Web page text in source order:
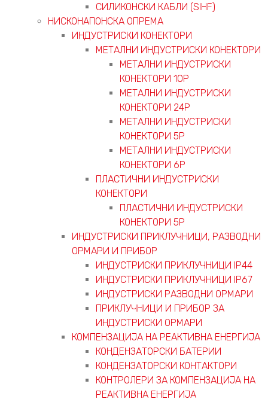
СИЛИКОНСКИ КАБЛИ (SIHF)
НИСКОНАПОНСКА ОПРЕМА
ИНДУСТРИСКИ КОНЕКТОРИ
МЕТАЛНИ ИНДУСТРИСКИ КОНЕКТОРИ
МЕТАЛНИ ИНДУСТРИСКИ
КОНЕКТОРИ 10P
МЕТАЛНИ ИНДУСТРИСКИ
КОНЕКТОРИ 24P
МЕТАЛНИ ИНДУСТРИСКИ
КОНЕКТОРИ 5P
МЕТАЛНИ ИНДУСТРИСКИ
КОНЕКТОРИ 6P
ПЛАСТИЧНИ ИНДУСТРИСКИ
КОНЕКТОРИ
ПЛАСТИЧНИ ИНДУСТРИСКИ
КОНЕКТОРИ 5P
ИНДУСТРИСКИ ПРИКЛУЧНИЦИ, РАЗВОДНИ
ОРМАРИ И ПРИБОР
ИНДУСТРИСКИ ПРИКЛУЧНИЦИ IP44
ИНДУСТРИСКИ ПРИКЛУЧНИЦИ IP67
ИНДУСТРИСКИ РАЗВОДНИ ОРМАРИ
ПРИКЛУЧНИЦИ И ПРИБОР ЗА
ИНДУСТРИСКИ ОРМАРИ
КОМПЕНЗАЦИЈА НА РЕАКТИВНА ЕНЕРГИЈА
КОНДЕНЗАТОРСКИ БАТЕРИИ
КОНДЕНЗАТОРСКИ КОНТАКТОРИ
КОНТРОЛЕРИ ЗА КОМПЕНЗАЦИЈА НА
РЕАКТИВНА ЕНЕРГИЈА